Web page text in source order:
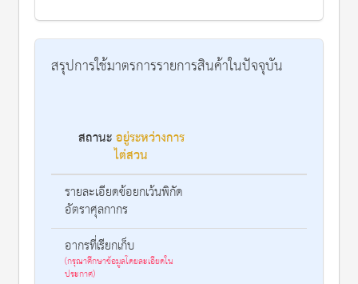
สรุปการใช้มาตรการรายการสินค้าในปัจจุบัน
สถานะอยู่ระหว่างการ
ไต่สวน
รายละเอียดข้อยกเว้นพิกัด
อัตราศุลกากร
อากรที่เรียกเก็บ
(กรุณาศึกษาข้อมูลโดยละเอียดใน
ประกาศ)